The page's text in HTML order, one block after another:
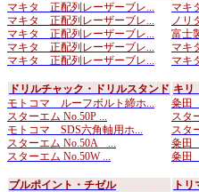
マキタ 正配列レーザーブレ...
マキタ 正配列レーザーブレ...
マキタ 正配列レーザーブレ...
マキタ 正配列レーザーブレ...
マキタ 正配列レーザーブレ...
マキ
ノリ
富士
マキ
マキ
ドリルチャック・ドリルスタンド
モトコマ ルーフボルト締ホ...
スターエム No.50P ...
モトコマ SDS六角軸用ホ...
スターエム No.50A ...
スターエム No.50W ...
キリ
粂田
スタ
スタ
粂田
粂田
ブルポイント・チゼル
ト